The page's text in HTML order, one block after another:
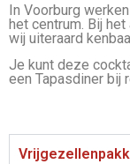
In Voorburg
het centrum. Bij
wij uiteraard
Je kunt deze
een Tapasdiner bij